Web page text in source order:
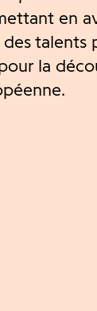
en
talents
la